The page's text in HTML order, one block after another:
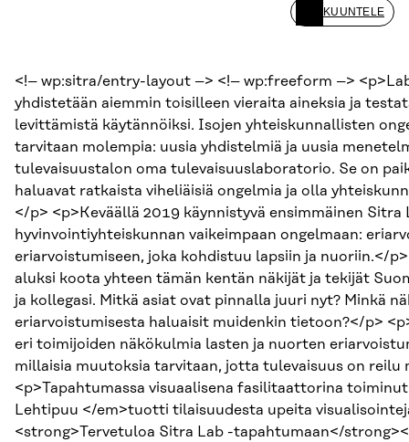
KUUNTELE
<!– wp:sitra/entry-layout –> <!– wp:freeform –>
yhdistetään aiemmin toisilleen vieraita aineksia ja
levittämistä käytännöiksi. Isojen yhteiskunnallisten
tarvitaan molempia: uusia yhdistelmiä ja uusia
tulevaisuustalon oma tulevaisuuslaboratorio. Se on
haluavat ratkaista viheliäisiä ongelmia ja olla
</p> <p>Keväällä 2019 käynnistyvä ensimmäinen Sitra
hyvinvointiyhteiskunnan vaikeimpaan ongelmaan:
eriarvoistumiseen, joka kohdistuu lapsiin ja nuoriin.</
aluksi koota yhteen tämän kentän näkijät ja tekijät
ja kollegasi. Mitkä asiat ovat pinnalla juuri nyt? Minkä
eriarvoistumisesta haluaisit muidenkin tietoon?</p>
eri toimijoiden näkökulmia lasten ja nuorten
millaisia muutoksia tarvitaan, jotta tulevaisuus on reilu
<p>Tapahtumassa visuaalisena fasilitaattorina
Lehtipuu </em>tuotti tilaisuudesta upeita
<strong>Tervetuloa Sitra Lab -tapahtumaan</